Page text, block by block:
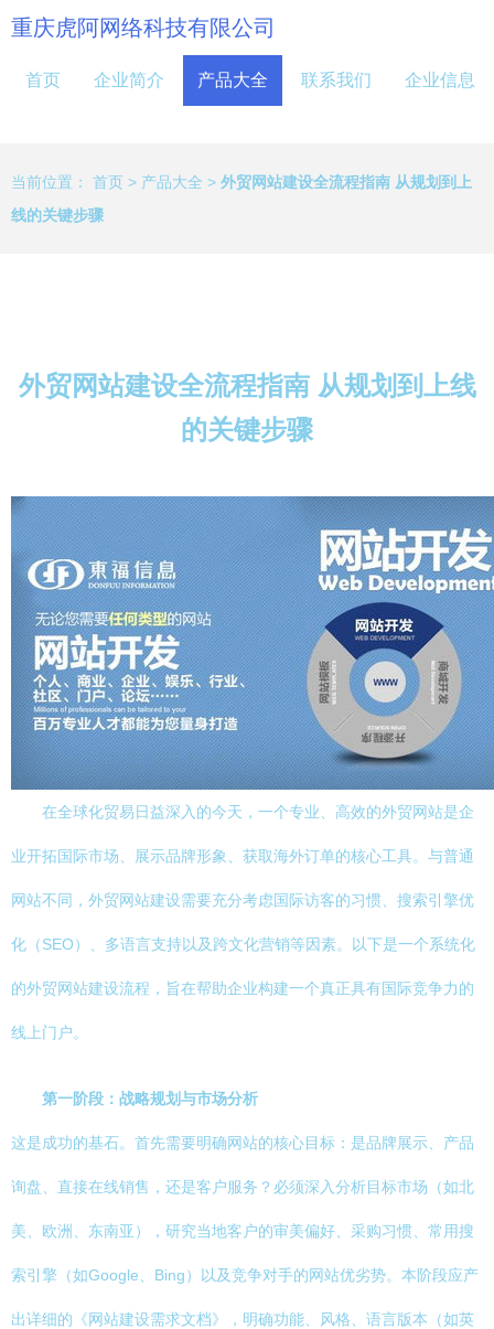
重庆虎阿网络科技有限公司
首页 企业简介 产品大全 联系我们 企业信息
当前位置： 首页 > 产品大全 > 外贸网站建设全流程指南 从规划到上
线的关键步骤
外贸网站建设全流程指南 从规划到上线
的关键步骤
在全球化贸易日益深入的今天，一个专业、高效的外贸网站是企
业开拓国际市场、展示品牌形象、获取海外订单的核心工具。与普通
网站不同，外贸网站建设需要充分考虑国际访客的习惯、搜索引擎优
化（SEO）、多语言支持以及跨文化营销等因素。以下是一个系统化
的外贸网站建设流程，旨在帮助企业构建一个真正具有国际竞争力的
线上门户。
第一阶段：战略规划与市场分析
这是成功的基石。首先需要明确网站的核心目标：是品牌展示、产品
询盘、直接在线销售，还是客户服务？必须深入分析目标市场（如北
美、欧洲、东南亚），研究当地客户的审美偏好、采购习惯、常用搜
索引擎（如Google、Bing）以及竞争对手的网站优劣势。本阶段应产
出详细的《网站建设需求文档》，明确功能、风格、语言版本（如英